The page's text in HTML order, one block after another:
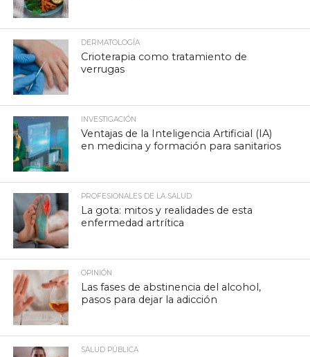
DERMATOLOGÍA
Crioterapia como tratamiento de
verrugas
INVESTIGACIÓN
Ventajas de la Inteligencia Artificial (IA)
en medicina y formación para sanitarios
PROFESIONALES DE LA SALUD
La gota: mitos y realidades de esta
enfermedad artrítica
OPINIÓN
Las fases de abstinencia del alcohol,
pasos para dejar la adicción
SALUD PÚBLICA